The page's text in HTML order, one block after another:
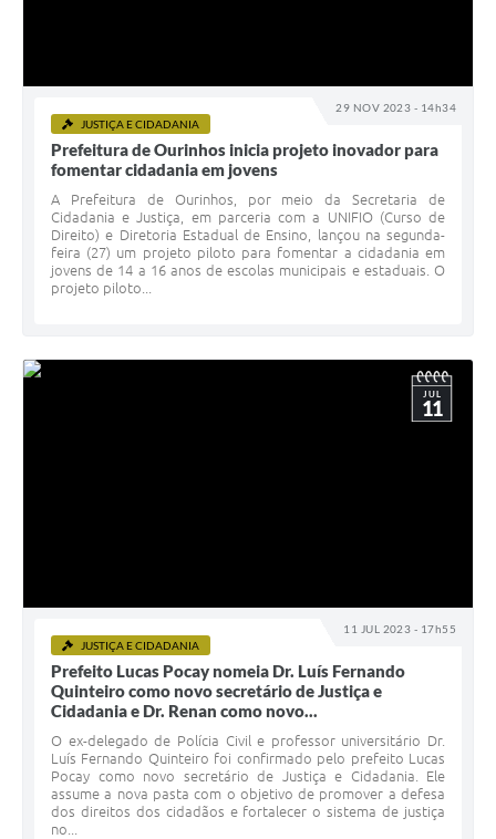
29 NOV 2023 - 14h34
JUSTIÇA E CIDADANIA
Prefeitura de Ourinhos inicia projeto inovador para
fomentar cidadania em jovens
A Prefeitura de Ourinhos, por meio da Secretaria de
Cidadania e Justiça, em parceria com a UNIFIO (Curso de
Direito) e Diretoria Estadual de Ensino, lançou na segunda-
feira (27) um projeto piloto para fomentar a cidadania em
jovens de 14 a 16 anos de escolas municipais e estaduais. O
projeto piloto...
11 JUL 2023 - 17h55
JUL
11
JUSTIÇA E CIDADANIA
Prefeito Lucas Pocay nomeia Dr. Luís Fernando
Quinteiro como novo secretário de Justiça e
Cidadania e Dr. Renan como novo...
‌O ex-delegado de Polícia Civil e professor universitário Dr.
Luís Fernando Quinteiro foi confirmado pelo prefeito Lucas
Pocay como novo secretário de Justiça e Cidadania. Ele
assume a nova pasta com o objetivo de promover a defesa
dos direitos dos cidadãos e fortalecer o sistema de justiça
no...